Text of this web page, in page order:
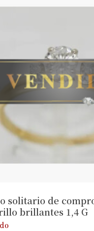
solitario de
brillantes 1,4 G